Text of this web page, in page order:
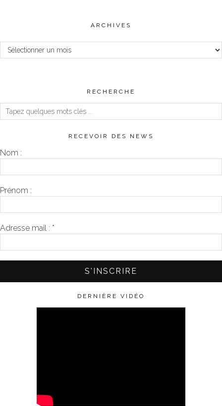
ARCHIVES
Archives
RECHERCHE
RECEVOIR DES NEWS
Nom :
Prénom :
Adresse mail : *
DERNIÈRE VIDÉO